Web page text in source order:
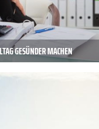
GESÜNDER MACHEN